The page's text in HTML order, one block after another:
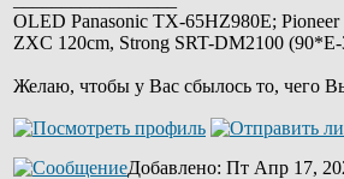
OLED Panasonic TX-65HZ980E;
ZXC 120cm, Strong SRT-DM2100
Желаю, чтобы у Вас сбылось то, чего
Добавлено: Пт Апр 17,